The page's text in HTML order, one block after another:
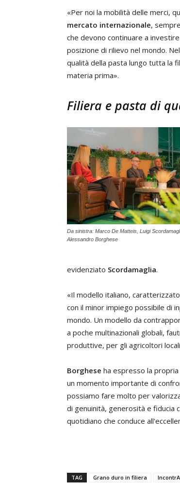
«Per noi la mobilità delle merci,
mercato internazionale,
che devono continuare a
posizione di rilievo nel mondo.
qualità della pasta lungo tutta la
materia prima».
Filiera e pasta di
Da sinistra: Marco De Matteis, Luigi
Alessandro Borghese
evidenziato Scordamaglia.
«Il modello italiano,
con il minor impiego possibile di
mondo. Un modello da
a poche multinazionali globali,
produttive, per gli agricoltori
Borghese ha espresso la
un momento importante di
possiamo fare molto per
di genuinità, generosità e fiducia
quotidiano che conduce
TAG Grano duro in filiera